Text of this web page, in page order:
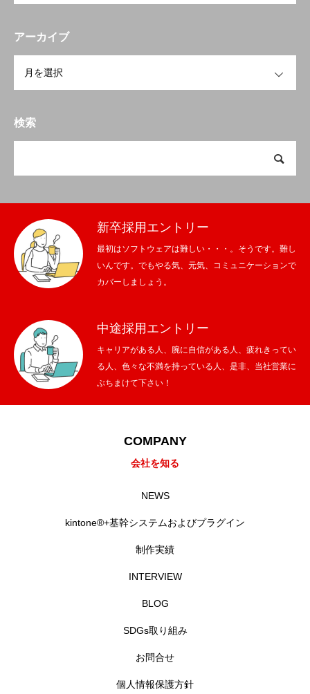
アーカイブ
検索
新卒採用エントリー
最初はソフトウェアは難しい・・・。そうです。難し
いんです。でもやる気、元気、コミュニケーションで
カバーしましょう。
中途採用エントリー
キャリアがある人、腕に自信がある人、疲れきってい
る人、色々な不満を持っている人、是非、当社営業に
ぶちまけて下さい！
COMPANY
会社を知る
NEWS
kintone®+基幹システムおよびプラグイン
制作実績
INTERVIEW
BLOG
SDGs取り組み
お問合せ
個人情報保護方針